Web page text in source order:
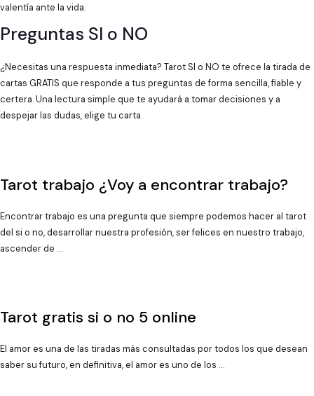
valentía ante la vida.
Preguntas SI o NO
¿Necesitas una respuesta inmediata? Tarot SI o NO te ofrece la tirada de
cartas GRATIS que responde a tus preguntas de forma sencilla, fiable y
certera. Una lectura simple que te ayudará a tomar decisiones y a
despejar las dudas, elige tu carta.
Tarot trabajo ¿Voy a encontrar trabajo?
Encontrar trabajo es una pregunta que siempre podemos hacer al tarot
del si o no, desarrollar nuestra profesión, ser felices en nuestro trabajo,
ascender de …
Tarot gratis si o no 5 online
El amor es una de las tiradas más consultadas por todos los que desean
saber su futuro, en definitiva, el amor es uno de los …